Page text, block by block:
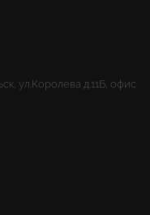
ул.Королева д.11Б, офис